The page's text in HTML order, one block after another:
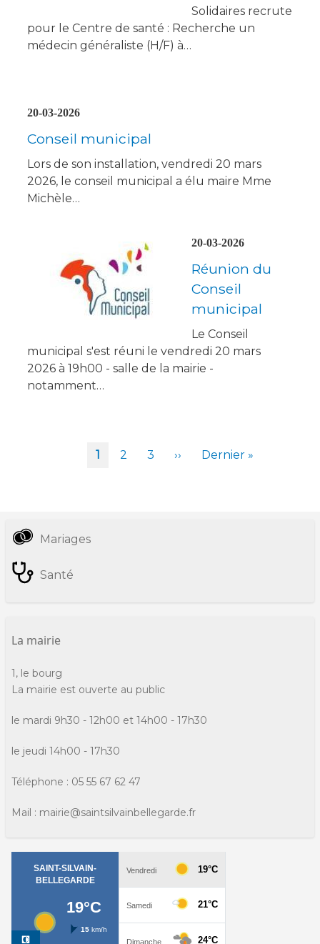
Solidaires recrute
pour le Centre de santé : Recherche un
médecin généraliste (H/F) à…
20-03-2026
Conseil municipal
Lors de son installation, vendredi 20 mars
2026, le conseil municipal a élu maire Mme
Michèle…
20-03-2026
Réunion du
Conseil
municipal
Le Conseil
municipal s'est réuni le vendredi 20 mars
2026 à 19h00 - salle de la mairie -
notamment…
Page
1 Page
2 Page
3
Page
››
Dernière
Dernier »
Informations
pratiques
Mariages
Santé
La mairie
1, le bourg
La mairie est ouverte au public
le mardi 9h30 - 12h00 et 14h00 - 17h30
le jeudi 14h00 - 17h30
Téléphone : 05 55 67 62 47
Mail : mairie@saintsilvainbellegarde.fr